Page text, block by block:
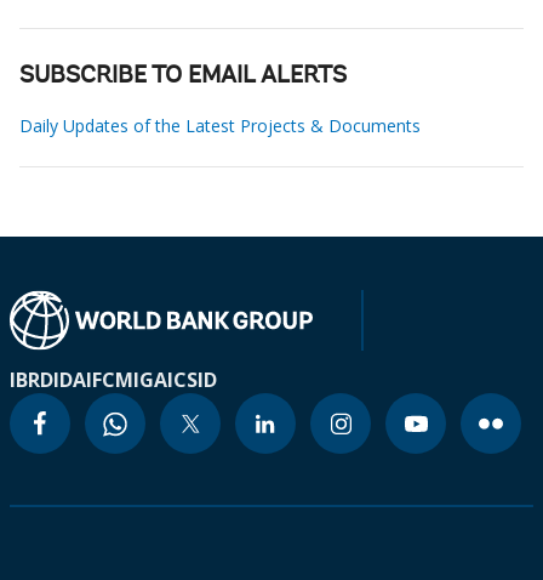
SUBSCRIBE TO EMAIL ALERTS
Daily Updates of the Latest Projects & Documents
IBRDIDAIFCMIGAICSID